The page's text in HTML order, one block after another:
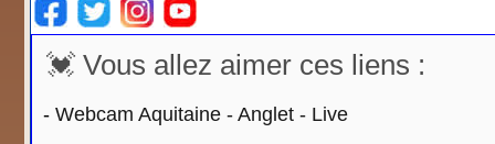
💓 Vous allez aimer ces liens :
- Webcam Aquitaine - Anglet - Live